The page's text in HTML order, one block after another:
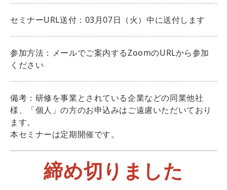
セミナーURL送付：03月07日（火）中に送付します
参加方法：メールでご案内するZoomのURLから参加
ください
備考：研修を事業とされている企業などの同業他社
様、「個人」の方のお申込みはご遠慮いただいており
ます。
本セミナーは定期開催です。
締め切りました